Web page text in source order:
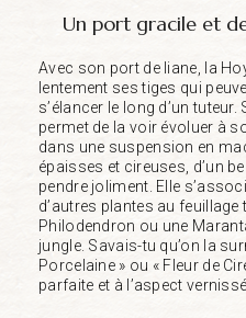
Un port gracile et
Avec son port de liane, la
lentement ses tiges qui
s’élancer le long d’un
permet de la voir évoluer à
dans une suspension en
épaisses et cireuses, d’un
pendre joliment. Elle
d’autres plantes au
Philodendron ou une
jungle. Savais-tu qu’on la
Porcelaine » ou « Fleur de
parfaite et à l’aspect